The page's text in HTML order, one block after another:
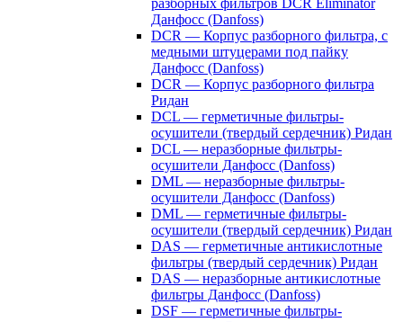
разборных фильтров DCR Eliminator
Данфосс (Danfoss)
DCR — Корпус разборного фильтра, с
медными штуцерами под пайку
Данфосс (Danfoss)
DCR — Корпус разборного фильтра
Ридан
DCL — герметичные фильтры-
осушители (твердый сердечник) Ридан
DCL — неразборные фильтры-
осушители Данфосс (Danfoss)
DML — неразборные фильтры-
осушители Данфосс (Danfoss)
DML — герметичные фильтры-
осушители (твердый сердечник) Ридан
DAS — герметичные антикислотные
фильтры (твердый сердечник) Ридан
DAS — неразборные антикислотные
фильтры Данфосс (Danfoss)
DSF — герметичные фильтры-